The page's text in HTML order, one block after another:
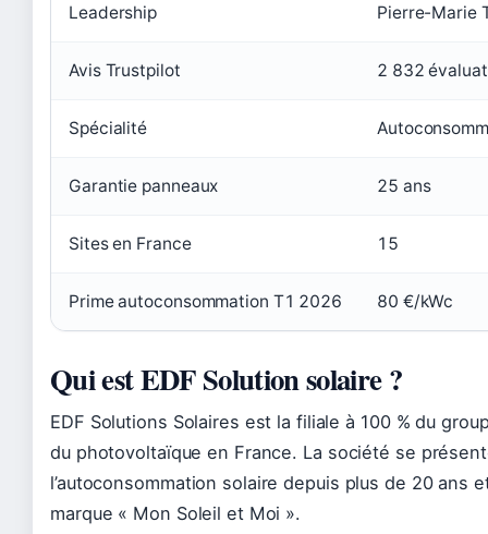
Leadership Pierre-Marie
Avis Trustpilot 2 832
Spécialité
Garantie panneaux 25 ans
Sites en France 15
Prime autoconsommation T1 2026 80 €/kWc
Qui est EDF Solution solaire ?
EDF Solutions Solaires est la filiale à 100 % du
du photovoltaïque en France. La société se
l’autoconsommation solaire depuis plus de 20 ans
marque « Mon Soleil et Moi ».